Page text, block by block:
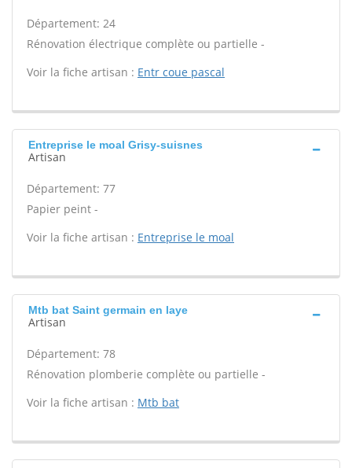
Département: 24
Rénovation électrique complète ou partielle -
Voir la fiche artisan : Entr coue pascal
Entreprise le moal Grisy-suisnes
Artisan
Département: 77
Papier peint -
Voir la fiche artisan : Entreprise le moal
Mtb bat Saint germain en laye
Artisan
Département: 78
Rénovation plomberie complète ou partielle -
Voir la fiche artisan : Mtb bat